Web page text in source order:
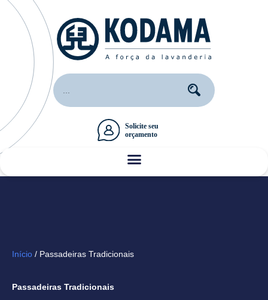
Início / Passadeiras Tradicionais
Passadeiras Tradicionais